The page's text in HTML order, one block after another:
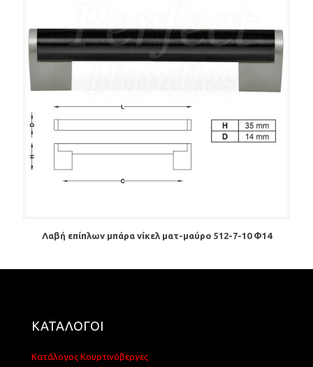
Λαβή επίπλων μπάρα νίκελ ματ-μαύρο 512-7-10 Φ14
ΚΑΤΑΛΟΓΟΙ
Κατάλογος Κουρτινόβεργες